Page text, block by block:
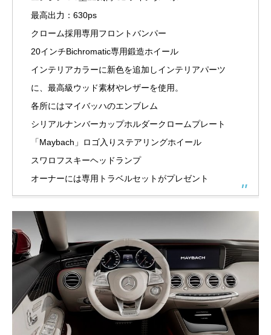
最高出力：630ps
クローム採用専用フロントバンパー
20インチBichromatic専用鍛造ホイール
インテリアカラーに新色を追加しインテリアパーツ
に、最高級ウッド素材やレザーを使用。
各所にはマイバッハのエンブレム
シリアルナンバーカップホルダークロームプレート
「Maybach」ロゴ入りステアリングホイール
スワロフスキーヘッドランプ
オーナーには専用トラベルセットがプレゼント